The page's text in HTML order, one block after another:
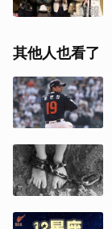
其他人也看了